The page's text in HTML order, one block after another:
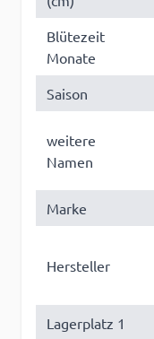
Blütezeit
Monate
Saison
weitere
Namen
Marke
Hersteller
Lagerplatz 1